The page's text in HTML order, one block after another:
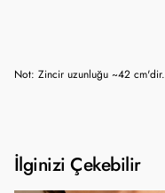
Not: Zincir uzunluğu ~42 cm'dir.
İlginizi Çekebilir